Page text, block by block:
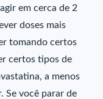
em cerca de 2
doses mais
tomando certos
certos tipos de
a menos
Se você parar de